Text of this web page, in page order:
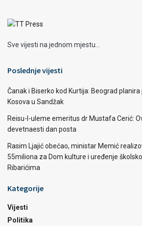
Sve vijesti na jednom mjestu...
Poslednje vijesti
Čanak i Biserko kod Kurtija: Beograd
Kosova u Sandžak
Reisu-l-uleme emeritus dr Mustafa Cerić:
devetnaesti dan posta
Rasim Ljajić obećao, ministar Memić
55miliona za Dom kulture i uređenje
Ribarićima
Kategorije
Vijesti
Politika